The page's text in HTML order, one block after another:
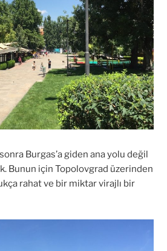
Burgas’a giden ana yolu değil
Bunun için Topolovgrad üzerinden
rahat ve bir miktar virajlı bir